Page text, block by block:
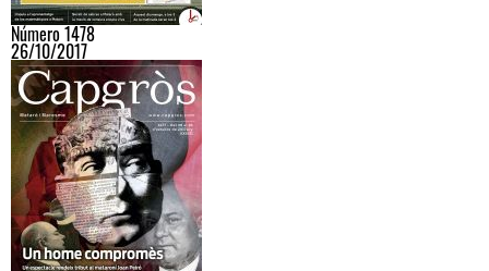
Número 1478
26/10/2017